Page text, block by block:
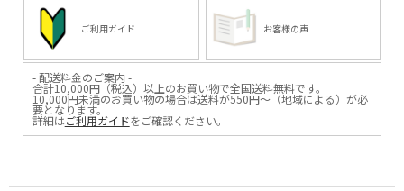
ご利用ガイド お客様の声
- 配送料金のご案内 -
合計10,000円（税込）以上のお買い物で全国送料無料です。
10,000円未満のお買い物の場合は送料が550円～（地域による）が必
要となります。
詳細はご利用ガイドをご確認ください。